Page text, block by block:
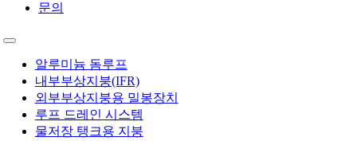
문의
Toggle
Navigation알루미늄 돔루프
내부부상지붕(IFR)
외부부상지붕용 밀봉장치
루프 드레인 시스템
물저장 탱크용 지붕